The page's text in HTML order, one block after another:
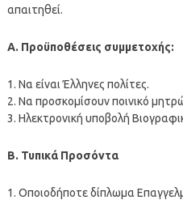
απαιτηθεί.
Α. Προϋποθέσεις συμμετοχής:
1. Να είναι Έλληνες πολίτες.
2. Να προσκομίσουν ποινικό
3. Ηλεκτρονική υποβολή
Β. Τυπικά Προσόντα
1. Οποιοδήποτε δίπλωμα